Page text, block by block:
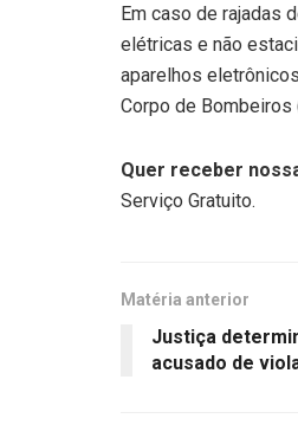
Em caso de rajadas
elétricas e não
aparelhos
Corpo de
Quer receber
Serviço Gratuito.
Matéria anterior
Justiça
acusado de